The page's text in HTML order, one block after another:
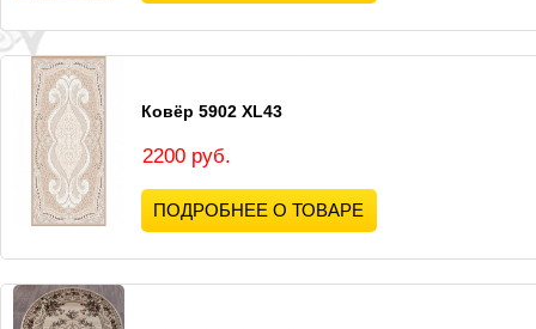
Ковёр 5902 XL43
2200 руб.
ПОДРОБНЕЕ О ТОВАРЕ